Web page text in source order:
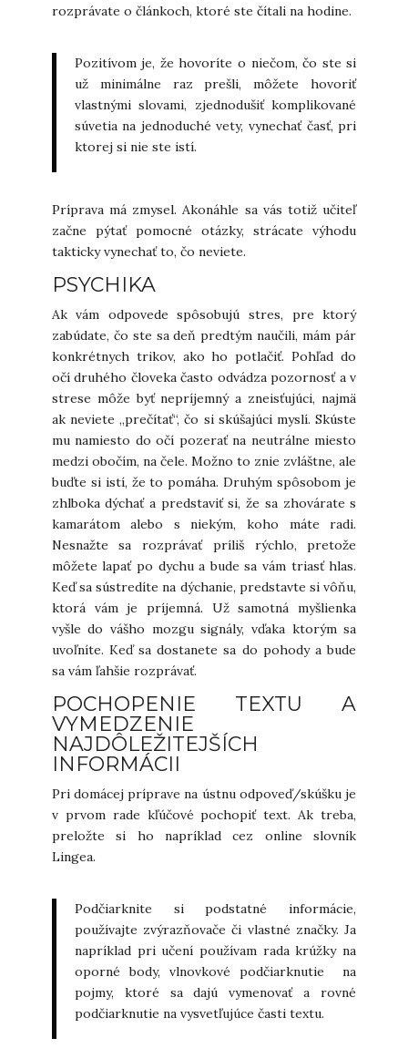
rozprávate o článkoch, ktoré ste čítali na hodine.
Pozitívom je, že hovoríte o niečom, čo ste si
už minimálne raz prešli, môžete hovoriť
vlastnými slovami, zjednodušiť komplikované
súvetia na jednoduché vety, vynechať časť, pri
ktorej si nie ste istí.
Príprava má zmysel. Akonáhle sa vás totiž učiteľ
začne pýtať pomocné otázky, strácate výhodu
takticky vynechať to, čo neviete.
PSYCHIKA
Ak vám odpovede spôsobujú stres, pre ktorý
zabúdate, čo ste sa deň predtým naučili, mám pár
konkrétnych trikov, ako ho potlačiť. Pohľad do
očí druhého človeka často odvádza pozornosť a v
strese môže byť nepríjemný a zneisťujúci, najmä
ak neviete „prečítať“, čo si skúšajúci myslí. Skúste
mu namiesto do očí pozerať na neutrálne miesto
medzi obočím, na čele. Možno to znie zvláštne, ale
buďte si istí, že to pomáha. Druhým spôsobom je
zhlboka dýchať a predstaviť si, že sa zhovárate s
kamarátom alebo s niekým, koho máte radi.
Nesnažte sa rozprávať príliš rýchlo, pretože
môžete lapať po dychu a bude sa vám triasť hlas.
Keď sa sústredíte na dýchanie, predstavte si vôňu,
ktorá vám je príjemná. Už samotná myšlienka
vyšle do vášho mozgu signály, vďaka ktorým sa
uvoľníte. Keď sa dostanete sa do pohody a bude
sa vám ľahšie rozprávať.
POCHOPENIE TEXTU A
VYMEDZENIE
NAJDÔLEŽITEJŠÍCH
INFORMÁCII
Pri domácej príprave na ústnu odpoveď/skúšku je
v prvom rade kľúčové pochopiť text. Ak treba,
preložte si ho napríklad cez online slovník
Lingea.
Podčiarknite si podstatné informácie,
používajte zvýrazňovače či vlastné značky. Ja
napríklad pri učení používam rada krúžky na
oporné body, vlnovkové podčiarknutie na
pojmy, ktoré sa dajú vymenovať a rovné
podčiarknutie na vysvetľujúce časti textu.